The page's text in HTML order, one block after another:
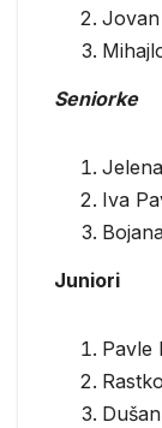
Seniorke
Iva
Juniori
Pavle